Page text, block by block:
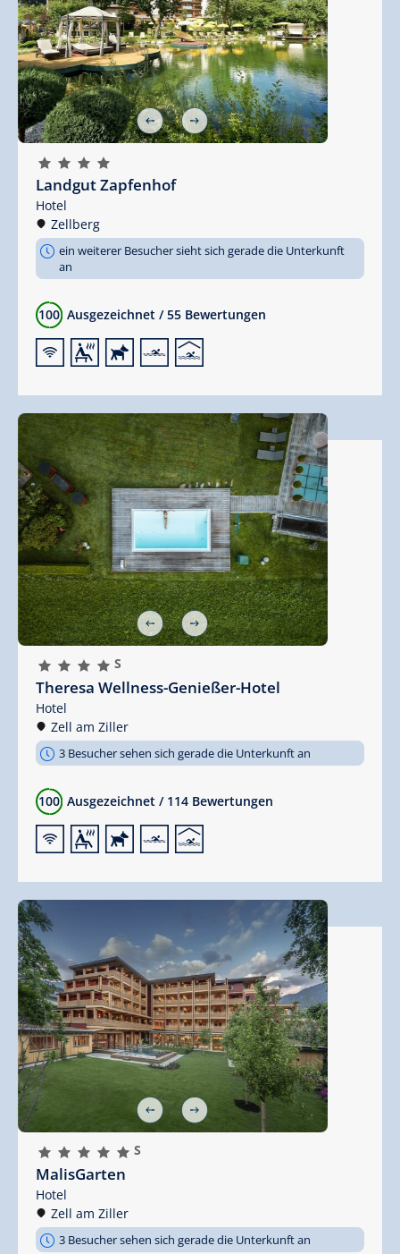
🞙 🞙 🞙 🞙
Landgut Zapfenhof
Hotel
Zellberg
ein weiterer Besucher sieht sich gerade die Unterkunft
an
100 Ausgezeichnet / 55 Bewertungen
🜉🗔🔮🅐🅤
🞙 🞙 🞙 🞙S
Theresa Wellness-Genießer-Hotel
Hotel
Zell am Ziller
3 Besucher sehen sich gerade die Unterkunft an
100 Ausgezeichnet / 114 Bewertungen
🜉🗔🔮🅐🅤
🞙 🞙 🞙 🞙 🞙S
MalisGarten
Hotel
Zell am Ziller
3 Besucher sehen sich gerade die Unterkunft an